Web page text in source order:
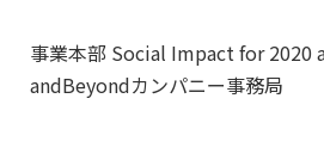
事業本部 Social Impact for 2020
andBeyondカンパニー事務局